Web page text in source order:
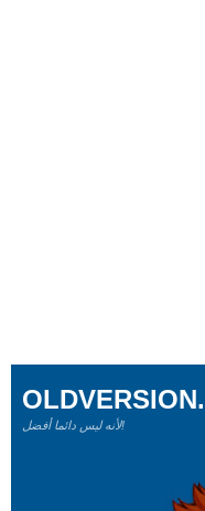
لأنه ليس دائما أفضل!